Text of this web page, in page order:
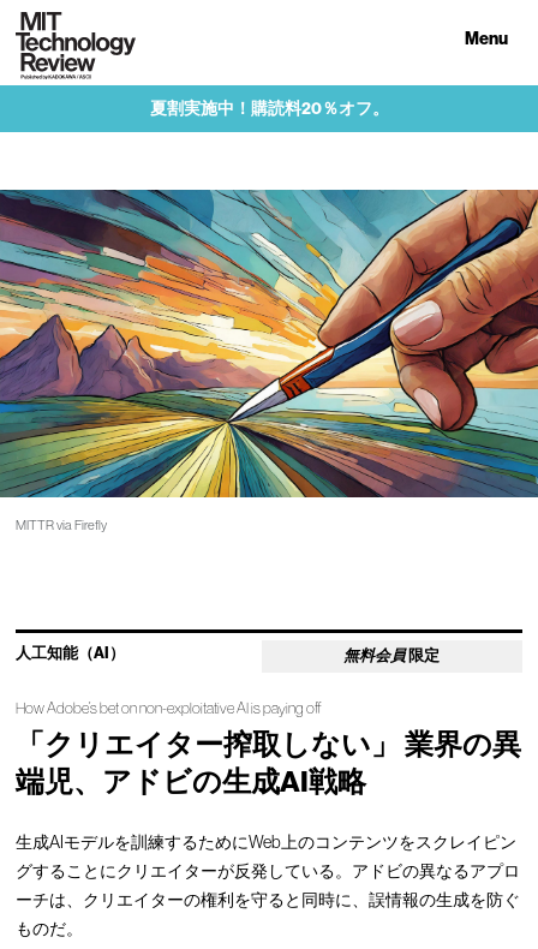
Menu
夏割実施中！購読料20％オフ。
MITTR via Firefly
人工知能（AI） 無料会員 限定
How Adobe’s bet on non-exploitative AI is paying off
「クリエイター搾取しない」 業界の異
端児、アドビの生成AI戦略
生成AIモデルを訓練するためにWeb上のコンテンツをスクレイピン
グすることにクリエイターが反発している。アドビの異なるアプロ
ーチは、クリエイターの権利を守ると同時に、誤情報の生成を防ぐ
ものだ。